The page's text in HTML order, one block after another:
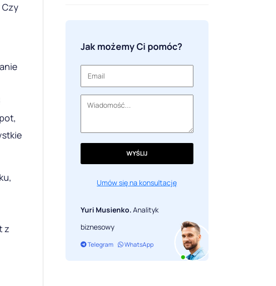
z
Wnioski
Jak możemy Ci pomóc?
WYŚLIJ
Umów się na konsultację
Yuri Musienko. Analityk
biznesowy
Telegram WhatsApp